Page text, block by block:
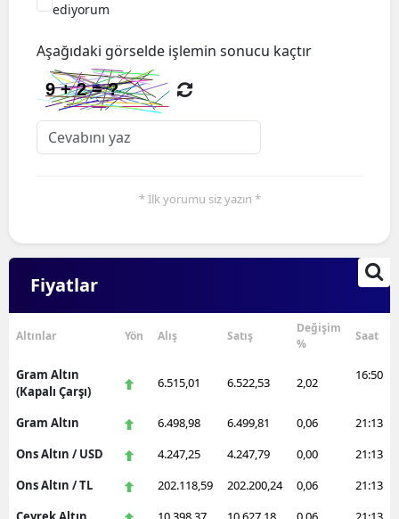
ediyorum
Aşağıdaki görselde işlemin sonucu kaçtır
* İlk yorumu siz yazın *
Fiyatlar
Altınlar Yön Alış Satış
Değişim
%
Saat
Gram Altın
(Kapalı Çarşı)
6.515,01 6.522,53 2,02 16:50
Gram Altın 6.498,98 6.499,81 0,06
21:13
Ons Altın / USD
4.247,25 4.247,79 0,00
21:13
Ons Altın / TL
202.118,59 202.200,24 0,06
21:13